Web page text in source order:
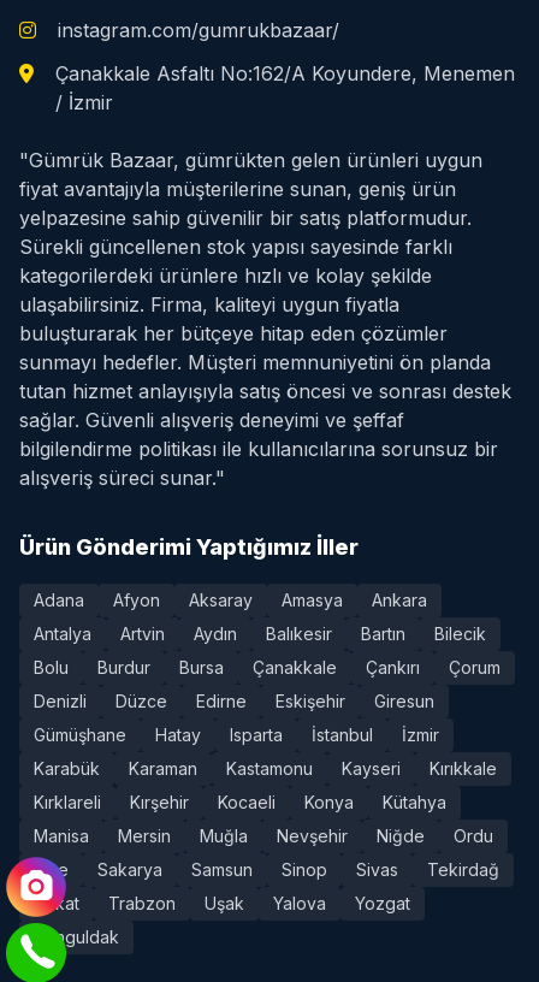
instagram.com/gumrukbazaar/
Çanakkale Asfaltı No:162/A Koyundere, Menemen
/ İzmir
"Gümrük Bazaar, gümrükten gelen ürünleri uygun
fiyat avantajıyla müşterilerine sunan, geniş ürün
yelpazesine sahip güvenilir bir satış platformudur.
Sürekli güncellenen stok yapısı sayesinde farklı
kategorilerdeki ürünlere hızlı ve kolay şekilde
ulaşabilirsiniz. Firma, kaliteyi uygun fiyatla
buluşturarak her bütçeye hitap eden çözümler
sunmayı hedefler. Müşteri memnuniyetini ön planda
tutan hizmet anlayışıyla satış öncesi ve sonrası destek
sağlar. Güvenli alışveriş deneyimi ve şeffaf
bilgilendirme politikası ile kullanıcılarına sorunsuz bir
alışveriş süreci sunar."
Ürün Gönderimi Yaptığımız İller
Adana Afyon Aksaray Amasya
Ankara
Antalya
Artvin Aydın Balıkesir Bartın
Bilecik
Bolu
Burdur Bursa Çanakkale Çankırı
Çorum
Denizli
Düzce Edirne Eskişehir
Giresun
Gümüşhane
Hatay Isparta İstanbul
İzmir
Karabük
Karaman Kastamonu Kayseri
Kırıkkale
Kırklareli
Kırşehir Kocaeli Konya
Kütahya
Manisa
Mersin Muğla Nevşehir Niğde
Ordu
Rize
Sakarya Samsun Sinop Sivas
Tekirdağ
Tokat
Trabzon Uşak Yalova
Yozgat
Zonguldak